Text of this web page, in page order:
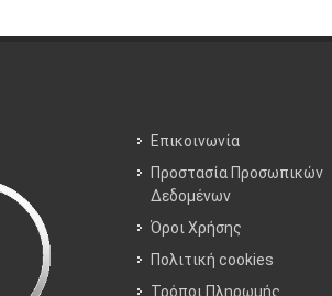
Επικοινωνία
Προστασία Προσωπικών
Δεδομένων
Όροι Χρήσης
Πολιτική cookies
Τρόποι Πληρωμής